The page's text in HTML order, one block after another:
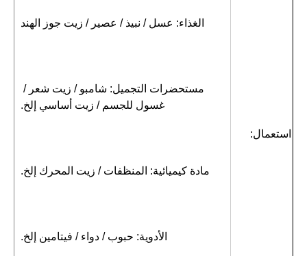
استعمال:
الغذاء: عسل / نبيذ / عصير / زيت جوز الهند
غسول للجسم / زيت أساسي إلخ.
مادة كيميائية: المنظفات / زيت المحرك إلخ.
الأدوية: حبوب / دواء / فيتامين إلخ.